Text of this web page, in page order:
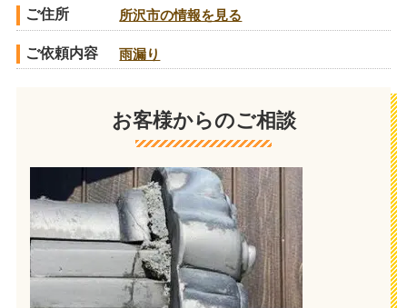
ご住所 所沢市の情報を見る
ご依頼内容 雨漏り
お客様からのご相談